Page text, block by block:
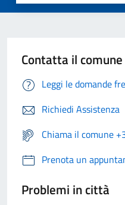
Contatta il comune
Leggi le domande
Richiedi Assistenza
Chiama il comune
Prenota un
Problemi in città